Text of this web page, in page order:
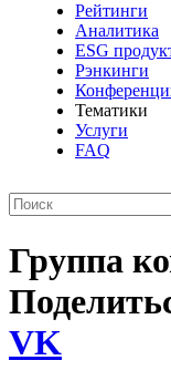
Рейтинги
Аналитика
ESG
Рэнкинги
Тематики
Услуги
FAQ
Группа
VK